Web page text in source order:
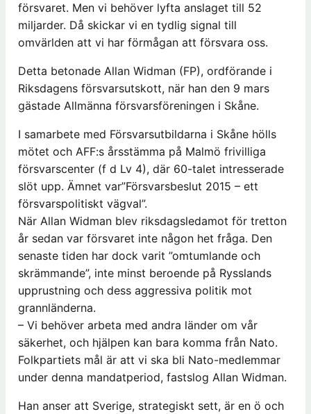
försvaret. Men vi behöver lyfta anslaget till 52
miljarder. Då skickar vi en tydlig signal till
omvärlden att vi har förmågan att försvara oss.
Detta betonade Allan Widman (FP), ordförande i
Riksdagens försvarsutskott, när han den 9 mars
gästade Allmänna försvarsföreningen i Skåne.
I samarbete med Försvarsutbildarna i Skåne hölls
mötet och AFF:s årsstämma på Malmö frivilliga
försvarscenter (f d Lv 4), där 60-talet intresserade
slöt upp. Ämnet var”Försvarsbeslut 2015 – ett
försvarspolitiskt vägval”.
När Allan Widman blev riksdagsledamot för tretton
år sedan var försvaret inte någon het fråga. Den
senaste tiden har dock varit ”omtumlande och
skrämmande”, inte minst beroende på Rysslands
upprustning och dess aggressiva politik mot
grannländerna.
– Vi behöver arbeta med andra länder om vår
säkerhet, och hjälpen kan bara komma från Nato.
Folkpartiets mål är att vi ska bli Nato-medlemmar
under denna mandatperiod, fastslog Allan Widman.
Han anser att Sverige, strategiskt sett, är en ö och